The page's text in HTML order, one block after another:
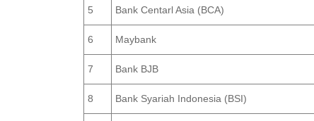
5 Bank Centarl Asia (BCA)
6 Maybank
7 Bank BJB
8 Bank Syariah Indonesia (BSI)